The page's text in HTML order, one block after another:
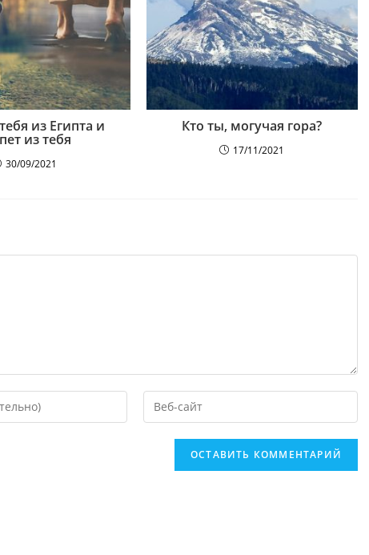
из Египта и
из тебя
30/09/2021
Кто ты, могучая гора?
17/11/2021